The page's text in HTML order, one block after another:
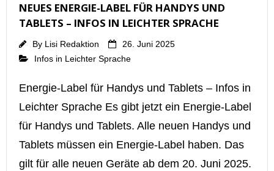
NEUES ENERGIE-LABEL FÜR HANDYS UND
TABLETS – INFOS IN LEICHTER SPRACHE
By Lisi Redaktion
26. Juni 2025
Infos in Leichter Sprache
Energie-Label für Handys und Tablets – Infos in
Leichter Sprache Es gibt jetzt ein Energie-Label
für Handys und Tablets. Alle neuen Handys und
Tablets müssen ein Energie-Label haben. Das
gilt für alle neuen Geräte ab dem 20. Juni 2025.